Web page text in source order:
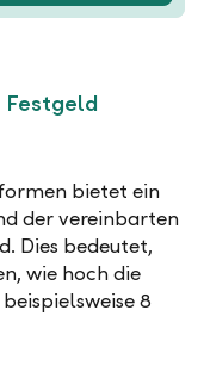
bietet ein
der vereinbarten
Dies bedeutet,
wie hoch die
8